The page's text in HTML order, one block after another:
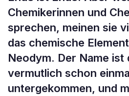
Chemikerinnen und
sprechen, meinen sie
das chemische
Neodym. Der Name ist
vermutlich schon
untergekommen, und